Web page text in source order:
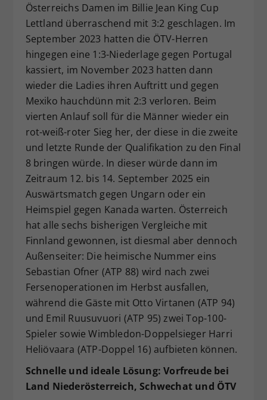
Österreichs Damen im Billie Jean King Cup
Lettland überraschend mit 3:2 geschlagen. Im
September 2023 hatten die ÖTV-Herren
hingegen eine 1:3-Niederlage gegen Portugal
kassiert, im November 2023 hatten dann
wieder die Ladies ihren Auftritt und gegen
Mexiko hauchdünn mit 2:3 verloren. Beim
vierten Anlauf soll für die Männer wieder ein
rot-weiß-roter Sieg her, der diese in die zweite
und letzte Runde der Qualifikation zu den Final
8 bringen würde. In dieser würde dann im
Zeitraum 12. bis 14. September 2025 ein
Auswärtsmatch gegen Ungarn oder ein
Heimspiel gegen Kanada warten. Österreich
hat alle sechs bisherigen Vergleiche mit
Finnland gewonnen, ist diesmal aber dennoch
Außenseiter: Die heimische Nummer eins
Sebastian Ofner (ATP 88) wird nach zwei
Fersenoperationen im Herbst ausfallen,
während die Gäste mit Otto Virtanen (ATP 94)
und Emil Ruusuvuori (ATP 95) zwei Top-100-
Spieler sowie Wimbledon-Doppelsieger Harri
Heliövaara (ATP-Doppel 16) aufbieten können.
Schnelle und ideale Lösung: Vorfreude bei
Land Niederösterreich, Schwechat und ÖTV